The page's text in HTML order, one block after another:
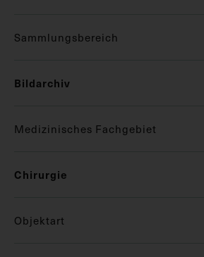
Sammlungsbereich
Bildarchiv
Medizinisches Fachgebiet
Chirurgie
Objektart